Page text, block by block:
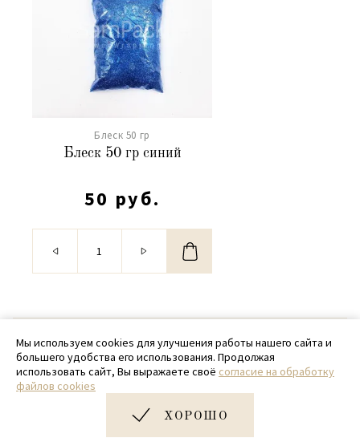
Блеск 50 гр
Блеск 50 гр синий
50 руб.
© 2020 - 2026 SamPack
+ 7 (918) 699-97-87
zakaz@sampack.store
Дизайн и разработка сайта
Мы используем cookies для улучшения работы нашего сайта и
большего удобства его использования. Продолжая
использовать сайт, Вы выражаете своё согласие на обработку
файлов cookies
ХОРОШО